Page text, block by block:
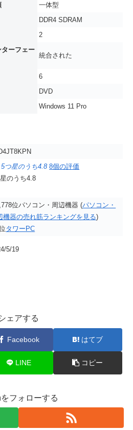
‎一体型
‎DDR4 SDRAM
‎2
ーフェー
‎統合された
‎6
‎DVD
‎Windows 11 Pro
5つ星のうち4.8 8個の評価
のうち4.8
位パソコン・周辺機器 (パソコン・
機器の売れ筋ランキングを見る)
タワーPC
5/19
ェアする
Facebook はてブ
LINE コピー
フォローする